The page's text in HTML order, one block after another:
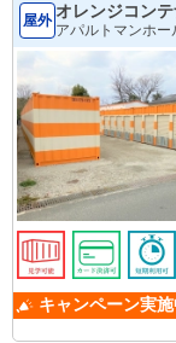
屋外 オレンジコン
アパルトマンホ
キャンペーン実施